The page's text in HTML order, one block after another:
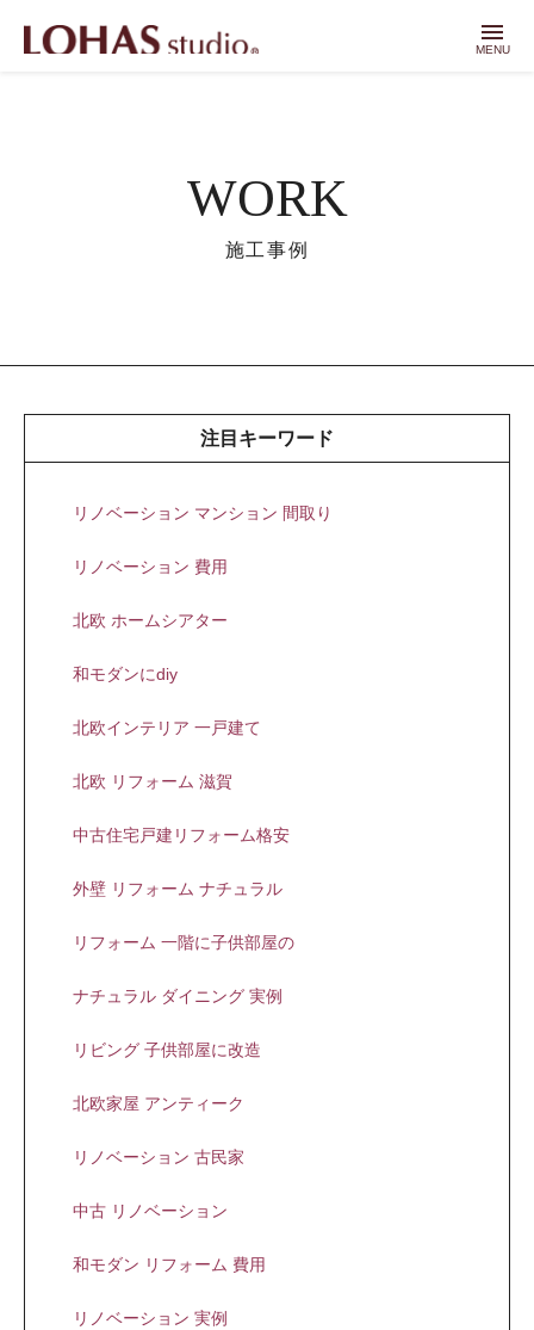
menu
MENU
WORK
施工事例
注目キーワード
リノベーション マンション 間取り
リノベーション 費用
北欧 ホームシアター
和モダンにdiy
北欧インテリア 一戸建て
北欧 リフォーム 滋賀
中古住宅戸建リフォーム格安
外壁 リフォーム ナチュラル
リフォーム 一階に子供部屋の
ナチュラル ダイニング 実例
リビング 子供部屋に改造
北欧家屋 アンティーク
リノベーション 古民家
中古 リノベーション
和モダン リフォーム 費用
リノベーション 実例